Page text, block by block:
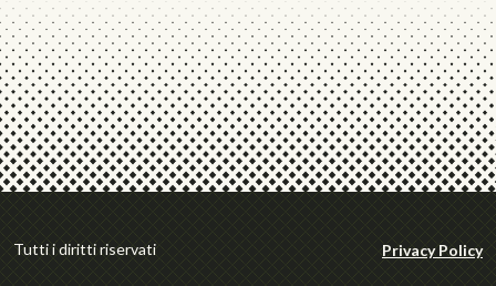
Tutti i diritti riservati Privacy Policy